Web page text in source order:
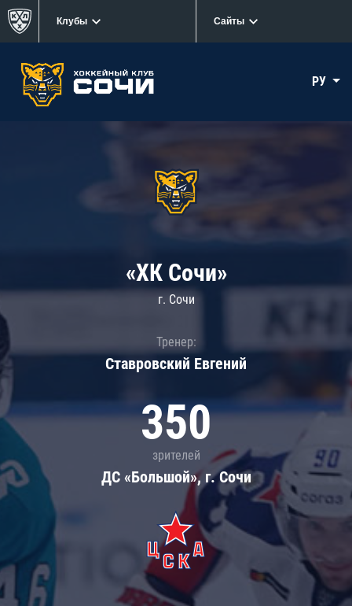
Клубы Сайты
РУ
«ХК Сочи»
г. Сочи
Тренер:
Ставровский Евгений
350
зрителей
ДС «Большой», г. Сочи